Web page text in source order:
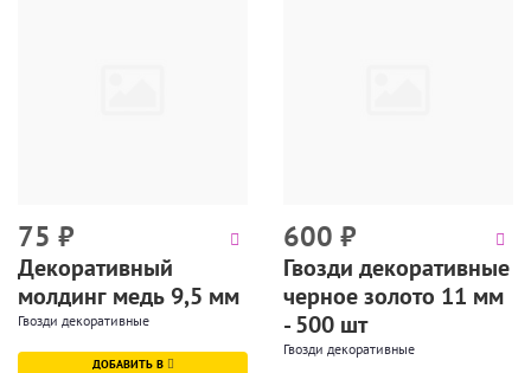
75 ₽
Декоративный
молдинг медь 9,5 мм
Гвозди декоративные
ДОБАВИТЬ В
600 ₽
Гвозди декоративные
черное золото 11 мм
- 500 шт
Гвозди декоративные